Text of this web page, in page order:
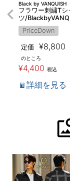
Black by VANQUISH
フラワー刺繍Tシ
ツ/
PriceDown
定価 ¥8,800
のところ
¥4,400 税込
詳細を見る